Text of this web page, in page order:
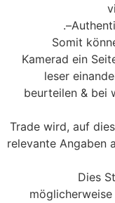
Somit
Kamerad ein
leser
beurteilen & bei
Trade wird, auf
relevante Angaben
Dies